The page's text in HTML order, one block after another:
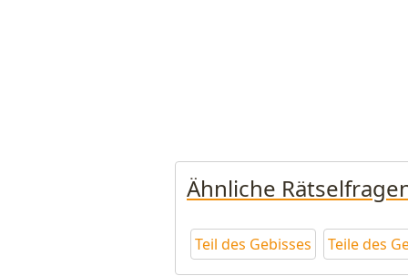
Ähnliche
Teil des Gebisses Teile des